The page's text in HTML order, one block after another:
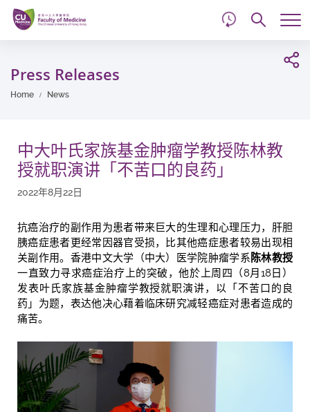
Skip
main
content
Press Releases
Home News
中大叶氏家族基金肿瘤学教授陈林教
授就职演讲「不苦口的良药」
2022年8月22日
抗癌治疗的副作用为患者带来巨大的生理和心理压力，肝胆
胰癌症患者更经常因器官受损，比其他癌症患者较易出现相
关副作用。香港中文大学（中大）医学院肿瘤学系陈林教授
一直致力寻求癌症治疗上的突破，他於上周四（8月18日）
发表叶氏家族基金肿瘤学教授就职演讲，以「不苦口的良
药」为题，表达他决心藉着临床研究减轻癌症对患者造成的
痛苦。